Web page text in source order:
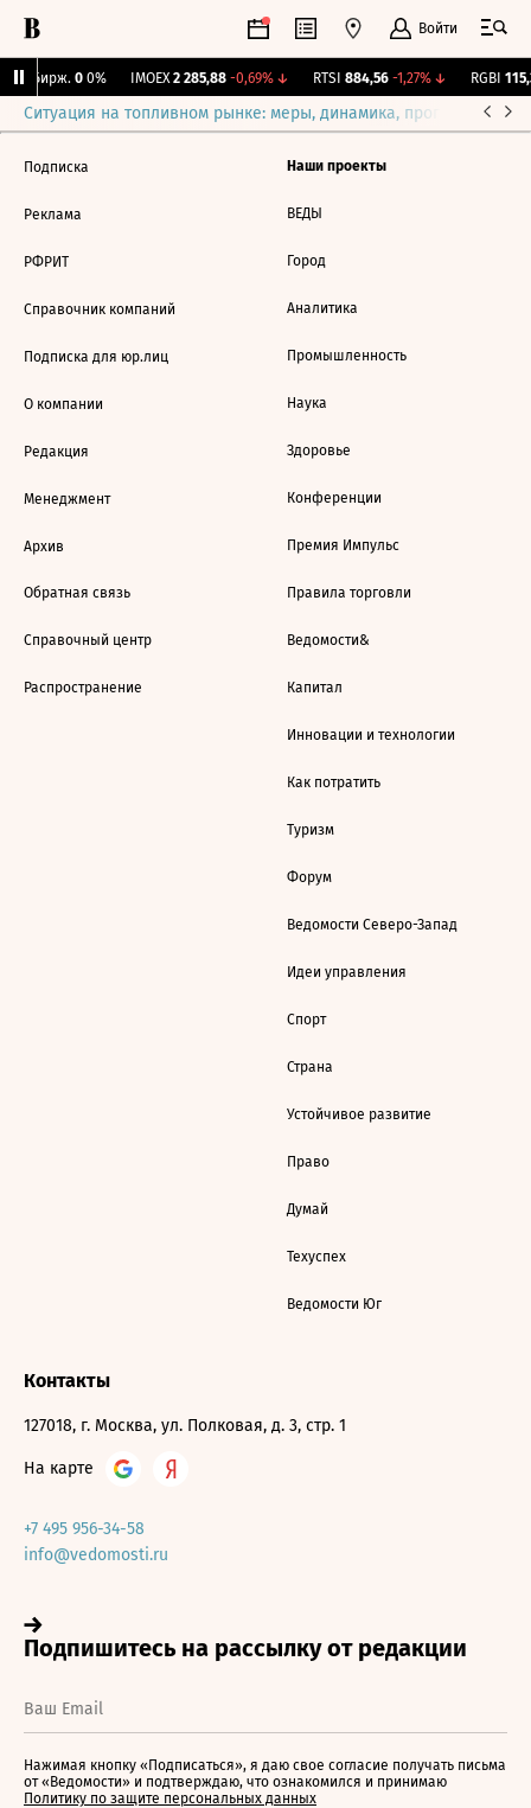
Войти
Бирж. 0 0% IMOEX 2 285,88 -0,69%↓ RTSI 884,56 -1,27%↓ RGBI
Ситуация на топливном рынке: меры, динамика, прогнозы
Подписка
Реклама
РФРИТ
Справочник компаний
Подписка для юр.лиц
О компании
Редакция
Менеджмент
Архив
Обратная связь
Справочный центр
Распространение
Наши проекты
ВЕДЫ
Город
Аналитика
Промышленность
Наука
Здоровье
Конференции
Премия Импульс
Правила торговли
Ведомости&
Капитал
Инновации и технологии
Как потратить
Туризм
Форум
Ведомости Северо-Запад
Идеи управления
Спорт
Страна
Устойчивое развитие
Право
Думай
Техуспех
Ведомости Юг
Контакты
127018, г. Москва, ул. Полковая, д. 3, стр. 1
На карте
+7 495 956-34-58
info@vedomosti.ru
Нажимая кнопку «Подписаться», я даю свое согласие получать письма
от «Ведомости» и подтверждаю, что ознакомился и принимаю
Политику по защите персональных данных